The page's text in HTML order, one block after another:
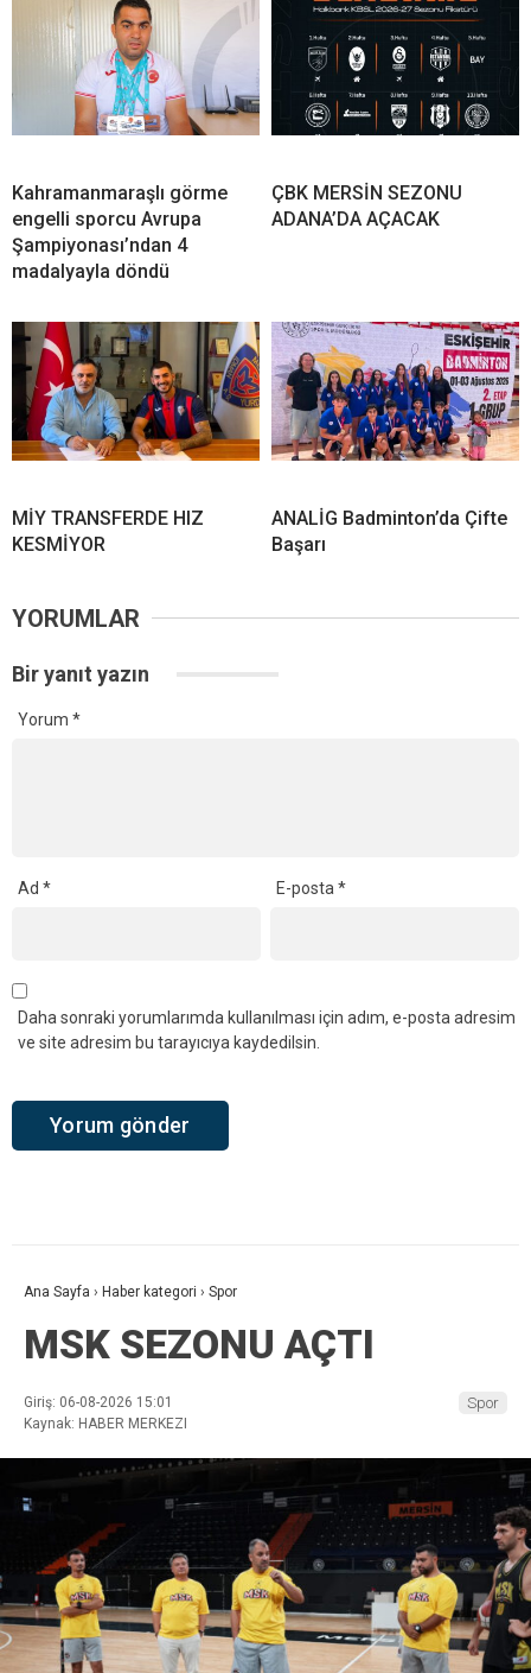
Kahramanmaraşlı görme
engelli sporcu Avrupa
Şampiyonası’ndan 4
madalyayla döndü
ÇBK MERSİN SEZONU
ADANA’DA AÇACAK
MİY TRANSFERDE HIZ
KESMİYOR
ANALİG Badminton’da Çifte
Başarı
YORUMLAR
Bir yanıt yazın
Yorum *
Ad * E-posta*
Daha sonraki yorumlarımda kullanılması için adım, e-posta adresim
ve site adresim bu tarayıcıya kaydedilsin.
Ana Sayfa › Haber kategori › Spor
MSK SEZONU AÇTI
Giriş: 06-08-2026 15:01
Kaynak: HABER MERKEZI
Spor